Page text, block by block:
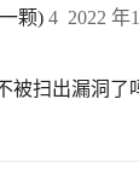
颗) 2022 年
4
被扫出漏洞了